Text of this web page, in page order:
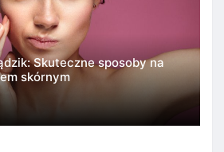
Skuteczne sposoby na
skórnym